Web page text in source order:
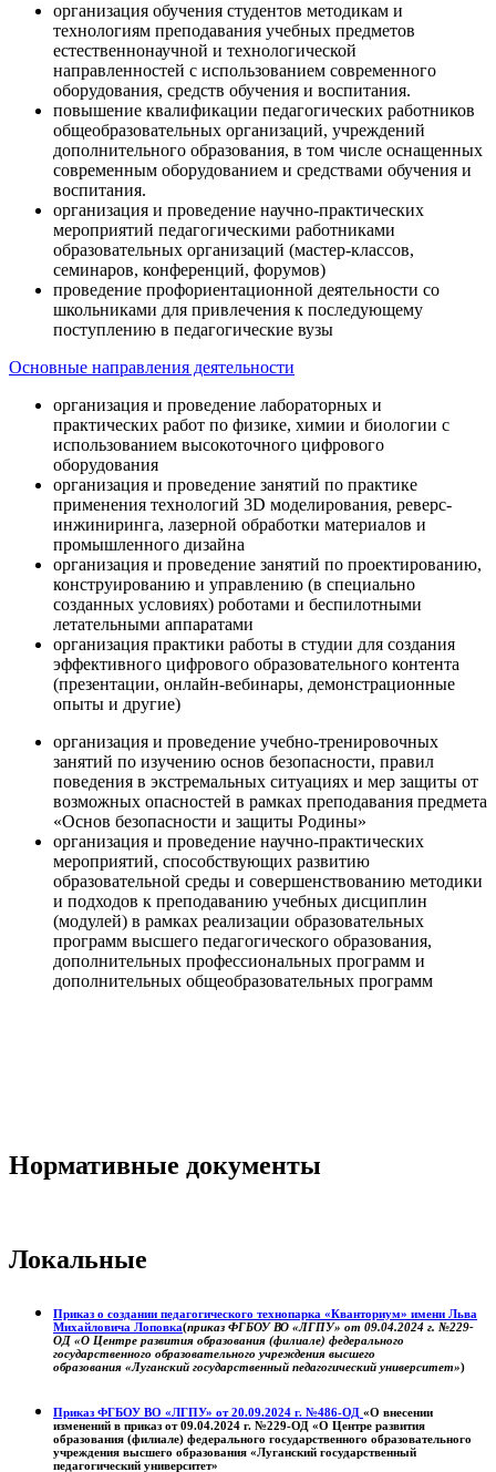
организация обучения студентов методикам и
технологиям преподавания учебных предметов
естественнонаучной и технологической
направленностей с использованием современного
оборудования, средств обучения и воспитания.
повышение квалификации педагогических работников
общеобразовательных организаций, учреждений
дополнительного образования, в том числе оснащенных
современным оборудованием и средствами обучения и
воспитания.
организация и проведение научно-практических
мероприятий педагогическими работниками
образовательных организаций (мастер-классов,
семинаров, конференций, форумов)
проведение профориентационной деятельности со
школьниками для привлечения к последующему
поступлению в педагогические вузы
Основные направления деятельности
организация и проведение лабораторных и
практических работ по физике, химии и биологии с
использованием высокоточного цифрового
оборудования
организация и проведение занятий по практике
применения технологий 3D моделирования, реверс-
инжиниринга, лазерной обработки материалов и
промышленного дизайна
организация и проведение занятий по проектированию,
конструированию и управлению (в специально
созданных условиях) роботами и беспилотными
летательными аппаратами
организация практики работы в студии для создания
эффективного цифрового образовательного контента
(презентации, онлайн-вебинары, демонстрационные
опыты и другие)
организация и проведение учебно-тренировочных
занятий по изучению основ безопасности, правил
поведения в экстремальных ситуациях и мер защиты от
возможных опасностей в рамках преподавания предмета
«Основ безопасности и защиты Родины»
организация и проведение научно-практических
мероприятий, способствующих развитию
образовательной среды и совершенствованию методики
и подходов к преподаванию учебных дисциплин
(модулей) в рамках реализации образовательных
программ высшего педагогического образования,
дополнительных профессиональных программ и
дополнительных общеобразовательных программ
Нормативные документы
Локальные
Приказ о создании педагогического технопарка «Кванториум» имени Льва
Михайловича Лоповка(приказ ФГБОУ ВО «ЛГПУ» от 09.04.2024 г. №229-
ОД «О Центре развития образования (филиале) федерального
государственного образовательного учреждения высшего
образования «Луганский государственный педагогический университет»)
Приказ ФГБОУ ВО «ЛГПУ» от 20.09.2024 г. №486-ОД «О внесении
изменений в приказ от 09.04.2024 г. №229-ОД «О Центре развития
образования (филиале) федерального государственного образовательного
учреждения высшего образования «Луганский государственный
педагогический университет»